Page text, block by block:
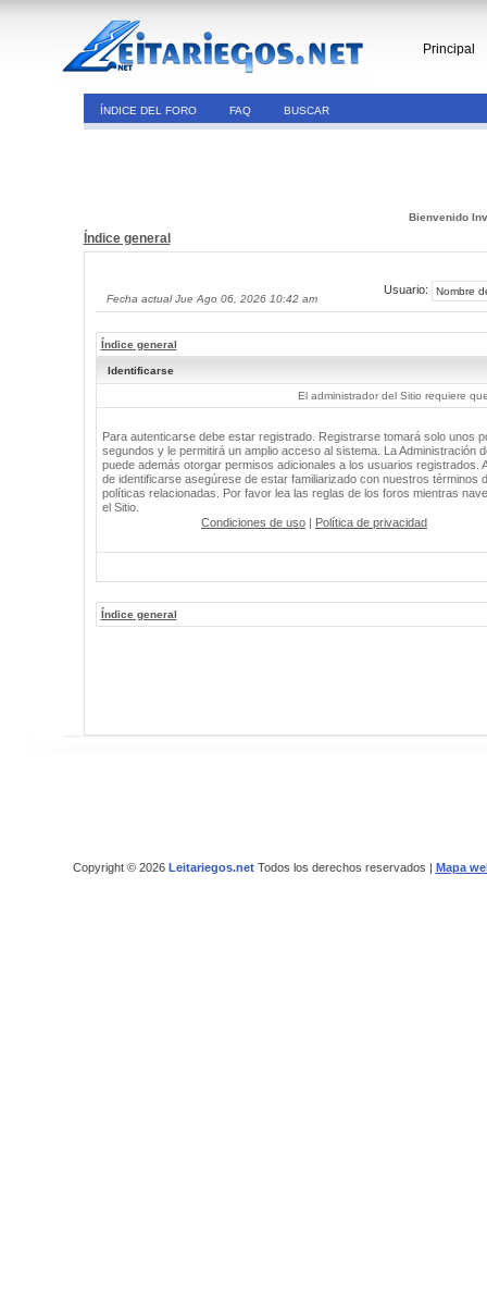
Principal
ÍNDICE DEL FORO FAQ BUSCAR
Bienvenido
Índice general
Fecha actual Jue Ago 06, 2026 10:42 am
Usuario:
Índice general
Identificarse
El administrador del Sitio requiere
Para autenticarse debe estar registrado. Registrarse tomará solo unos
segundos y le permitirá un amplio acceso al sistema. La Administración
puede además otorgar permisos adicionales a los usuarios registrados.
de identificarse asegúrese de estar familiarizado con nuestros términos
políticas relacionadas. Por favor lea las reglas de los foros mientras
el Sitio.
Condiciones de uso | Política de privacidad
Índice general
Copyright © 2026 Leitariegos.netTodos los derechos reservados | Mapa